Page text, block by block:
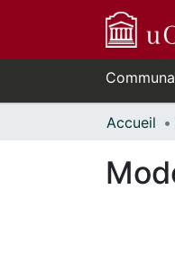
Accueil